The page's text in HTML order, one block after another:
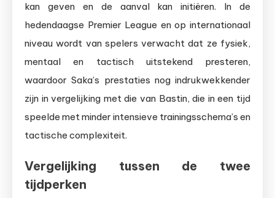
kan geven en de aanval kan initiëren. In de
hedendaagse Premier League en op internationaal
niveau wordt van spelers verwacht dat ze fysiek,
mentaal en tactisch uitstekend presteren,
waardoor Saka’s prestaties nog indrukwekkender
zijn in vergelijking met die van Bastin, die in een tijd
speelde met minder intensieve trainingsschema’s en
tactische complexiteit.
Vergelijking tussen de twee
tijdperken